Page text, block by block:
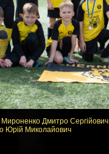
Мироненко Дмитро Сергійович
Юрій Миколайович